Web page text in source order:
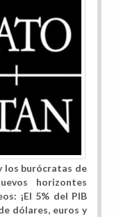
los burócratas de
horizontes
¡El 5% del PIB
dólares, euros y